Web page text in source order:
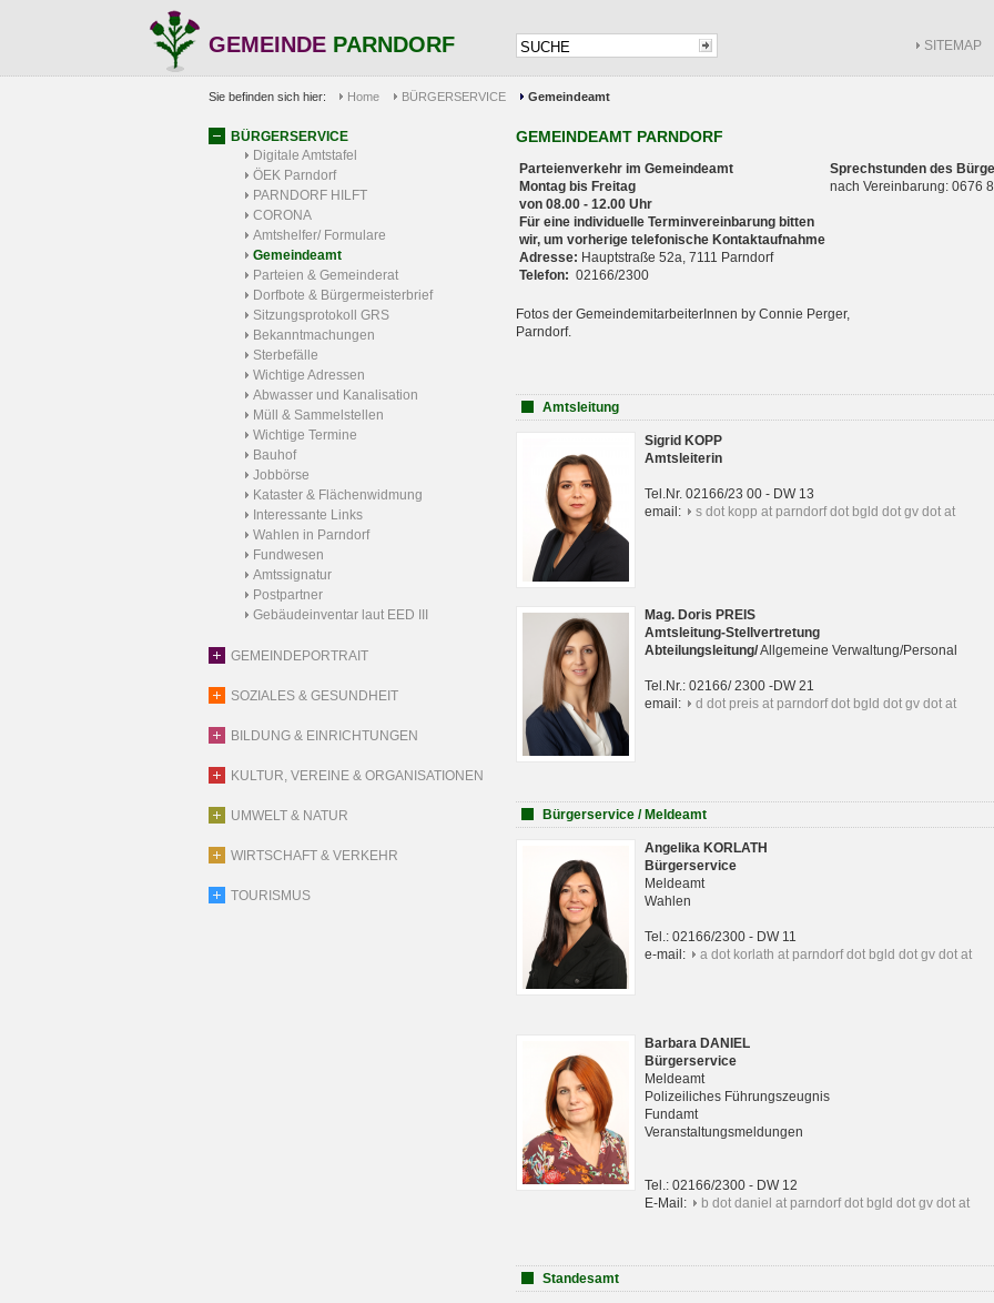
GEMEINDE PARNDORF SITEMAP
Sie befinden sich hier: Home BÜRGERSERVICE Gemeindeamt
BÜRGERSERVICE
Digitale Amtstafel
ÖEK Parndorf
PARNDORF HILFT
CORONA
Amtshelfer/ Formulare
Gemeindeamt
Parteien & Gemeinderat
Dorfbote & Bürgermeisterbrief
Sitzungsprotokoll GRS
Bekanntmachungen
Sterbefälle
Wichtige Adressen
Abwasser und Kanalisation
Müll & Sammelstellen
Wichtige Termine
Bauhof
Jobbörse
Kataster & Flächenwidmung
Interessante Links
Wahlen in Parndorf
Fundwesen
Amtssignatur
Postpartner
Gebäudeinventar laut EED III
GEMEINDEPORTRAIT
SOZIALES & GESUNDHEIT
BILDUNG & EINRICHTUNGEN
KULTUR, VEREINE & ORGANISATIONEN
UMWELT & NATUR
WIRTSCHAFT & VERKEHR
TOURISMUS
GEMEINDEAMT PARNDORF
Parteienverkehr im Gemeindeamt
Montag bis Freitag
von 08.00 - 12.00 Uhr
Für eine individuelle Terminvereinbarung bitten
wir, um vorherige telefonische Kontaktaufnahme
Adresse: Hauptstraße 52a, 7111 Parndorf
Telefon: 02166/2300
Sprechstunden des
nach Vereinbarung: 0676
Fotos der GemeindemitarbeiterInnen by Connie Perger,
Parndorf.
Amtsleitung
Sigrid KOPP
Amtsleiterin
Tel.Nr. 02166/23 00 - DW 13
email:
s dot kopp at parndorf dot bgld dot gv dot at
Mag. Doris PREIS
Amtsleitung-Stellvertretung
Abteilungsleitung/Allgemeine Verwaltung/Personal
Tel.Nr.: 02166/ 2300 -DW 21
email:
d dot preis at parndorf dot bgld dot gv dot at
Bürgerservice / Meldeamt
Angelika KORLATH
Bürgerservice
Meldeamt
Wahlen
Tel.: 02166/2300 - DW 11
e-mail:
a dot korlath at parndorf dot bgld dot gv dot at
Barbara DANIEL
Bürgerservice
Meldeamt
Polizeiliches Führungszeugnis
Fundamt
Veranstaltungsmeldungen
Tel.: 02166/2300 - DW 12
E-Mail:
b dot daniel at parndorf dot bgld dot gv dot at
Standesamt